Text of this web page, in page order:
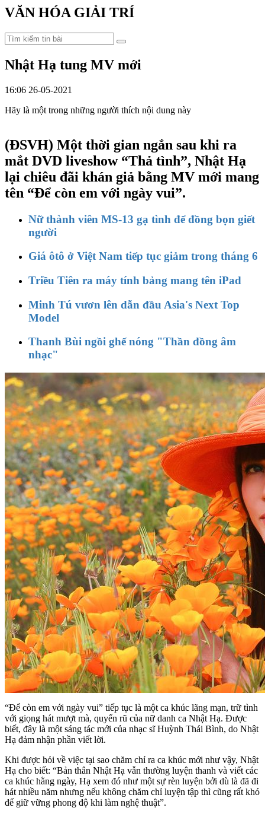
VĂN HÓA GIẢI TRÍ
Nhật Hạ tung MV mới
16:06 26-05-2021
Hãy là một trong những người thích nội dung này
(ĐSVH) Một thời gian ngắn sau khi ra
mắt DVD liveshow “Thả tình”, Nhật Hạ
lại chiêu đãi khán giả bằng MV mới mang
tên “Để còn em với ngày vui”.
Nữ thành viên MS-13 gạ tình để đồng bọn giết
người
Giá ôtô ở Việt Nam tiếp tục giảm trong tháng 6
Triều Tiên ra máy tính bảng mang tên iPad
Minh Tú vươn lên dẫn đầu Asia's Next Top
Model
Thanh Bùi ngồi ghế nóng "Thần đồng âm
nhạc"
“Để còn em với ngày vui” tiếp tục là một ca khúc lãng mạn, trữ tình
với giọng hát mượt mà, quyến rũ của nữ danh ca Nhật Hạ. Được
biết, đây là một sáng tác mới của nhạc sĩ Huỳnh Thái Bình, do Nhật
Hạ đảm nhận phần viết lời.
Khi được hỏi về việc tại sao chăm chỉ ra ca khúc mới như vậy, Nhật
Hạ cho biết: “Bản thân Nhật Hạ vẫn thường luyện thanh và viết các
ca khúc hằng ngày, Hạ xem đó như một sự rèn luyện bởi dù là đã đi
hát nhiều năm nhưng nếu không chăm chỉ luyện tập thì cũng rất khó
để giữ vững phong độ khi làm nghệ thuật”.